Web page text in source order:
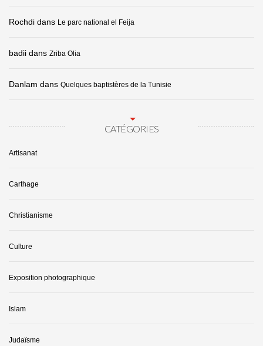
Rochdi dans Le parc national el Feija
badii dans Zriba Olia
Danlam dans Quelques baptistères de la Tunisie
CATÉGORIES
Artisanat
Carthage
Christianisme
Culture
Exposition photographique
Islam
Judaïsme